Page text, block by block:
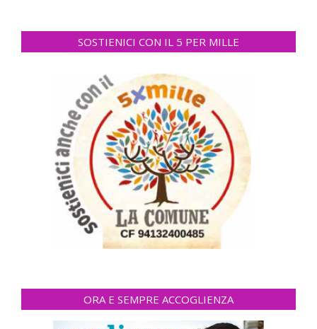
SOSTIENICI CON IL 5 PER MILLE
ORA E SEMPRE ACCOGLIENZA